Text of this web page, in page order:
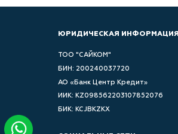
ЮРИДИЧЕСКАЯ ИНФОРМАЦИЯ
ТОО "САЙКОМ"
БИН: 200240037720
АО «Банк Центр Кредит»
ИИК: KZ098562203107852076
БИК: KCJBKZKX